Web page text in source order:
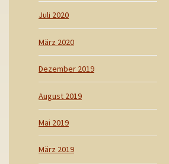
Juli 2020
März 2020
Dezember 2019
August 2019
Mai 2019
März 2019